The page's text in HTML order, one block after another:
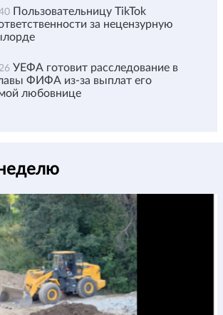
Пользовательницу TikTok
за нецензурную
УЕФА готовит расследование в
ФИФА из-за выплат его
любовнице